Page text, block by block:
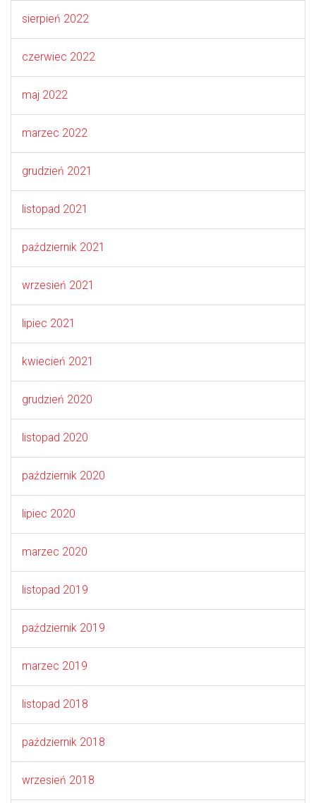
sierpień 2022
czerwiec 2022
maj 2022
marzec 2022
grudzień 2021
listopad 2021
październik 2021
wrzesień 2021
lipiec 2021
kwiecień 2021
grudzień 2020
listopad 2020
październik 2020
lipiec 2020
marzec 2020
listopad 2019
październik 2019
marzec 2019
listopad 2018
październik 2018
wrzesień 2018